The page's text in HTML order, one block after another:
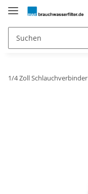
1/4 Zoll Schlauchverbinder